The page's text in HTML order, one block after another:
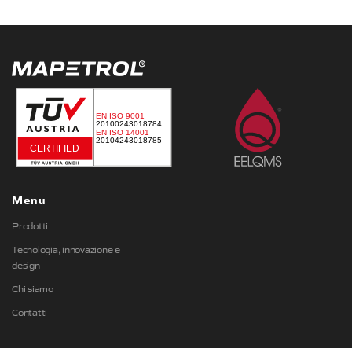
Menu
Prodotti
Tecnologia, innovazione e
design
Chi siamo
Contatti